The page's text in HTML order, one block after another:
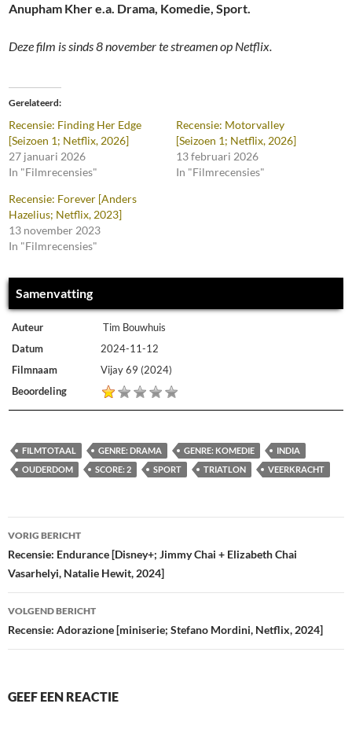
Anupham Kher e.a. Drama, Komedie, Sport.
Deze film is sinds 8 november te streamen op Netflix.
Gerelateerd
Recensie: Finding Her Edge
[Seizoen 1; Netflix, 2026]
27 januari 2026
In "Filmrecensies"
Recensie: Motorvalley
[Seizoen 1; Netflix, 2026]
13 februari 2026
In "Filmrecensies"
Recensie: Forever [Anders
Hazelius; Netflix, 2023]
13 november 2023
In "Filmrecensies"
Samenvatting
Auteur
Tim Bouwhuis
Datum
2024-11-12
Filmnaam
Vijay 69 (2024)
Beoordeling
FILMTOTAAL GENRE: DRAMA GENRE: KOMEDIE
INDIA
OUDERDOM
SCORE: 2 SPORT TRIATLON VEERKRACHT
Bericht
navigatie
VORIG BERICHT
Recensie: Endurance [Disney+; Jimmy Chai + Elizabeth Chai
Vasarhelyi, Natalie Hewit, 2024]
VOLGEND BERICHT
Recensie: Adorazione [miniserie; Stefano Mordini, Netflix, 2024]
GEEF EEN REACTIE